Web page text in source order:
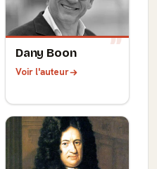
Dany Boon
Voir l'auteur